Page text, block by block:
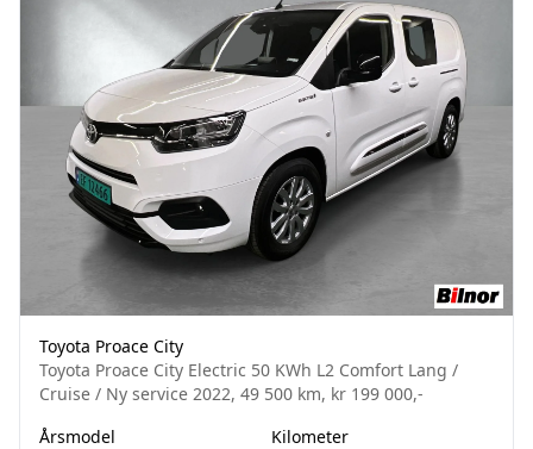
Toyota Proace City
Toyota Proace City Electric 50 KWh L2 Comfort Lang /
Cruise / Ny service 2022, 49 500 km, kr 199 000,-
Årsmodel
Kilometer